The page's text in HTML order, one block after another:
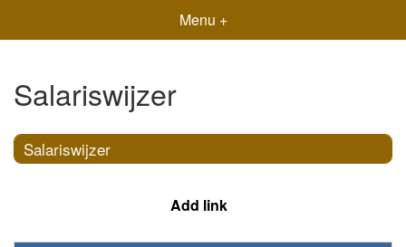
Menu +
Salariswijzer
Salariswijzer
Add link